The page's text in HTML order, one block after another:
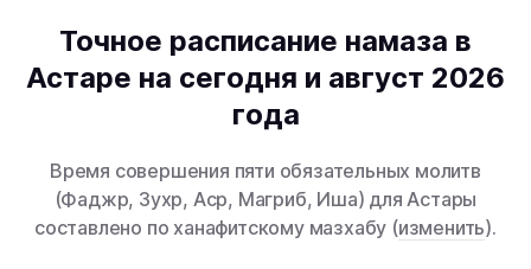
Точное расписание намаза в
Астаре на сегодня и август 2026
года
Время совершения пяти обязательных молитв
(Фаджр, Зухр, Аср, Магриб, Иша) для Астары
составлено по ханафитскому мазхабу (изменить).